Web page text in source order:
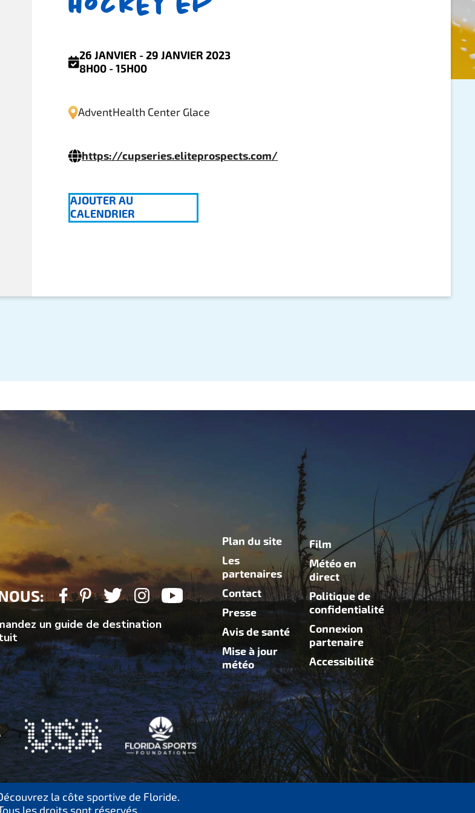
26 JANVIER - 29 JANVIER 2023
8H00 - 15H00
AdventHealth Center Glace
https://cupseries.eliteprospects.com/
AJOUTER AU
CALENDRIER
un guide de destination
Plan du site
Les
partenaires
Contact
Presse
Avis de santé
Mise à jour
météo
Film
Météo en
direct
Politique de
confidentialité
Connexion
partenaire
Accessibilité
la côte sportive de Floride.
les droits sont réservés.